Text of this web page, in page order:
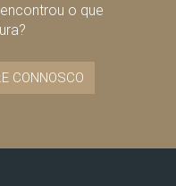
o que
CONNOSCO